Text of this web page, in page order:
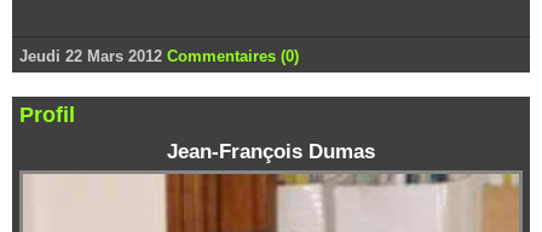
Jeudi 22 Mars 2012 Commentaires (0)
Profil
Jean-François Dumas